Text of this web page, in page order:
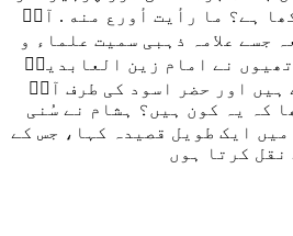
ہے؟ ما رأيت أورع منه . آپؑ
علامہ ذہبی سمیت علماء و
نے امام زین العابدینؑ
ہیں اور حضر اسود کی طرف آپؑ
کہ یہ کون ہیں؟ ہشام نے سُنی
ایک طویل قصیدہ کہا، جس کے
نقل کرتا ہوں